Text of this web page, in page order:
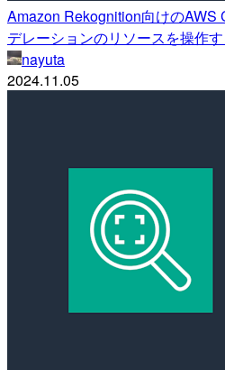
Amazon Rekognition向けのAWS
デレーションのリソースを操作
nayuta
2024.11.05